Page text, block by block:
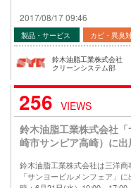
2017/08/17 09:46
製品・サービス カビ・異臭
鈴木油脂工業株式会社
クリーンシステム部
256 VIEWS
鈴木油脂工業株式会社
崎市サンピア高崎）に出
鈴木油脂工業株式会社は三洋
「サンヨービルメンフェア」